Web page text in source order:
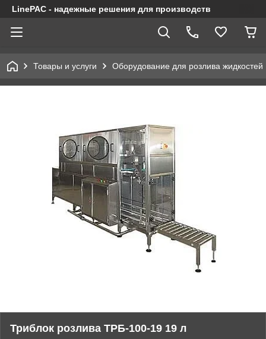
LinePAC - надежные решения для производств
Товары и услуги Оборудование для розлива жидкостей
Триблок розлива ТРБ-100-19 19 л